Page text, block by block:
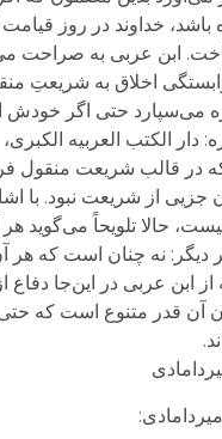
باشد، خداوند در روز
ابن عربی به صراحت
اخلاق به شریعتِ
می‌سپارد حتی اگر خودش
در قالب شریعت منقول
جزیی از شریعت نبود. با
حالا تلویحاً می‌گوید
دیگر: نه چنان است که
ابن عربی در این‌جا
قدر متنوع است که حتی